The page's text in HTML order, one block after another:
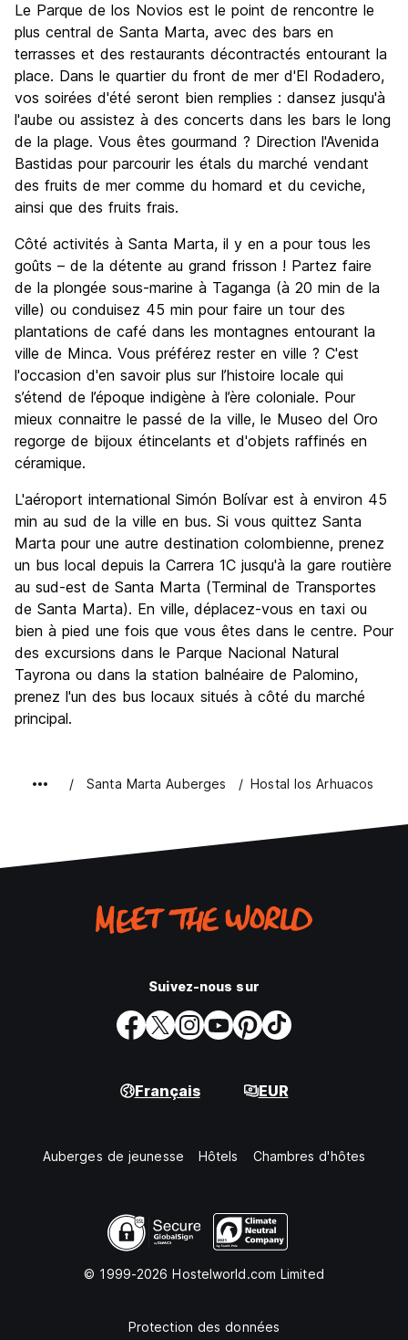
Le Parque de los Novios est le point de rencontre le
plus central de Santa Marta, avec des bars en
terrasses et des restaurants décontractés entourant la
place. Dans le quartier du front de mer d'El Rodadero,
vos soirées d'été seront bien remplies : dansez jusqu'à
l'aube ou assistez à des concerts dans les bars le long
de la plage. Vous êtes gourmand ? Direction l'Avenida
Bastidas pour parcourir les étals du marché vendant
des fruits de mer comme du homard et du ceviche,
ainsi que des fruits frais.
Côté activités à Santa Marta, il y en a pour tous les
goûts – de la détente au grand frisson ! Partez faire
de la plongée sous-marine à Taganga (à 20 min de la
ville) ou conduisez 45 min pour faire un tour des
plantations de café dans les montagnes entourant la
ville de Minca. Vous préférez rester en ville ? C'est
l'occasion d'en savoir plus sur l’histoire locale qui
s’étend de l’époque indigène à l’ère coloniale. Pour
mieux connaitre le passé de la ville, le Museo del Oro
regorge de bijoux étincelants et d'objets raffinés en
céramique.
L'aéroport international Simón Bolívar est à environ 45
min au sud de la ville en bus. Si vous quittez Santa
Marta pour une autre destination colombienne, prenez
un bus local depuis la Carrera 1C jusqu'à la gare routière
au sud-est de Santa Marta (Terminal de Transportes
de Santa Marta). En ville, déplacez-vous en taxi ou
bien à pied une fois que vous êtes dans le centre. Pour
des excursions dans le Parque Nacional Natural
Tayrona ou dans la station balnéaire de Palomino,
prenez l'un des bus locaux situés à côté du marché
principal.
Santa Marta Auberges Hostal los Arhuacos
Suivez-nous sur
Français EUR
Auberges de jeunesse Hôtels Chambres d'hôtes
© 1999-2026 Hostelworld.com Limited
Protection des données